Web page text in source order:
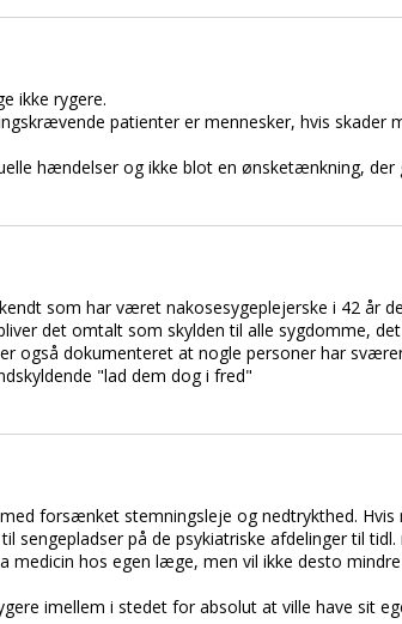
ikke rygere.
patienter er mennesker, hvis skader
hændelser og ikke blot en ønsketænkning, der
som har været nakosesygeplejerske i 42 år
det omtalt som skylden til alle sygdomme,
også dokumenteret at nogle personer har
"lad dem dog i fred"
forsænket stemningsleje og nedtrykthed. Hvis
på de psykiatriske afdelinger til tidl.
medicin hos egen læge, men vil ikke desto
imellem i stedet for absolut at ville have sit